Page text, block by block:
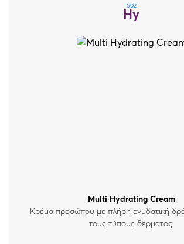
502
Hy
Multi Hydrating Cream
Κρέμα προσώπου με πλήρη ενυδατική
τους τύπους δέρματος.